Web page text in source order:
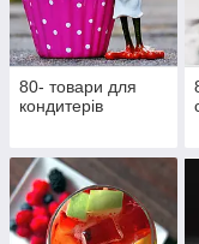
80- товари для
кондитерів